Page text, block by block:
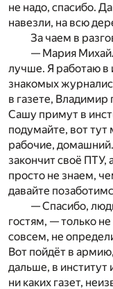
не надо, спасибо.
навезли, на всю
За чаем в
— Мария
лучше. Я работаю в
знакомых
в газете,
Сашу примут в
подумайте, вот
рабочие,
закончит своё ПТУ,
просто не знаем,
давайте
— Спасибо,
гостям, — только
совсем, не
Вот пойдёт в
дальше, в институт
ни каких газет,